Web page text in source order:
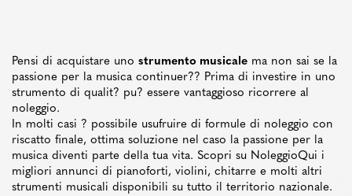
Pensi di acquistare uno strumento musicale ma non sai se la
passione per la musica continuer?? Prima di investire in uno
strumento di qualit? pu? essere vantaggioso ricorrere al
noleggio.
In molti casi ? possibile usufruire di formule di noleggio con
riscatto finale, ottima soluzione nel caso la passione per la
musica diventi parte della tua vita. Scopri su NoleggioQui i
migliori annunci di pianoforti, violini, chitarre e molti altri
strumenti musicali disponibili su tutto il territorio nazionale.